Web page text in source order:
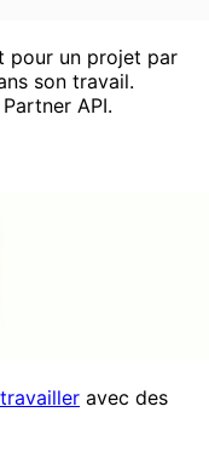
pour un projet par
son travail.
API.
travailler avec des